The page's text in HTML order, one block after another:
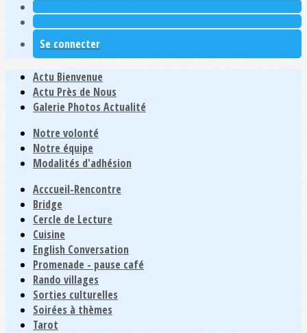
Se connecter
Actu Bienvenue
Actu Près de Nous
Galerie Photos Actualité
Notre volonté
Notre équipe
Modalités d'adhésion
Acccueil-Rencontre
Bridge
Cercle de Lecture
Cuisine
English Conversation
Promenade - pause café
Rando villages
Sorties culturelles
Soirées à thèmes
Tarot